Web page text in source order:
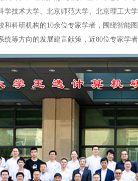
学技术大学、北京师范大学、北京理工大
和科研机构的10余位专家学者，围绕智能
统等方向的发展建言献策，近80位专家学